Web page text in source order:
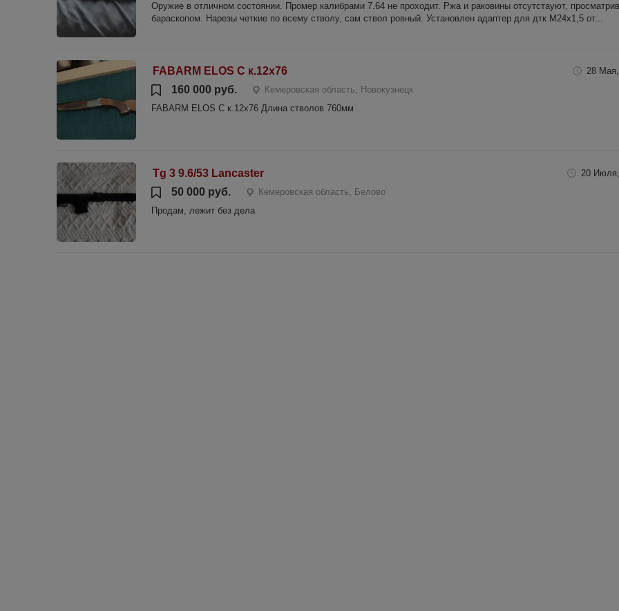
Оружие в отличном состоянии. Промер калибрами 7.64 не проходит. Ржа и раковины отсутстауют,
бараскопом. Нарезы четкие по всему стволу, сам ствол ровный. Установлен адаптер для дтк М24х1,5 от...
FABARM ELOS C к.12x76 28
160 000 руб.
Кемеровская область, Новокузнецк
FABARM ELOS C к.12x76 Длина стволов 760мм
Tg 3 9.6/53 Lancaster 20
50 000 руб.
Кемеровская область, Белово
Продам, лежит без дела